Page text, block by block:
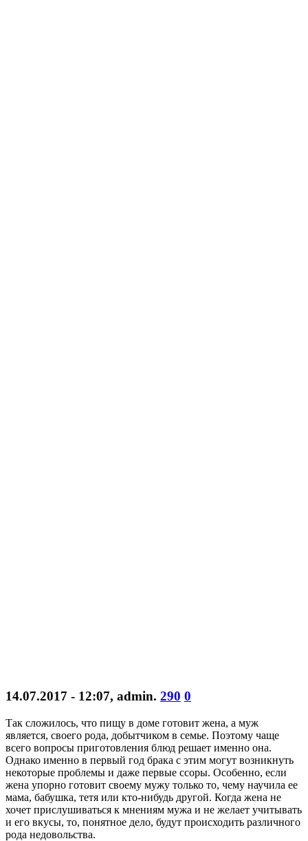
14.07.2017 - 12:07, admin. 290 0
Так сложилось, что пищу в доме готовит жена, а муж
является, своего рода, добытчиком в семье. Поэтому чаще
всего вопросы приготовления блюд решает именно она.
Однако именно в первый год брака с этим могут возникнуть
некоторые проблемы и даже первые ссоры. Особенно, если
жена упорно готовит своему мужу только то, чему научила ее
мама, бабушка, тетя или кто-нибудь другой. Когда жена не
хочет прислушиваться к мнениям мужа и не желает учитывать
и его вкусы, то, понятное дело, будут происходить различного
рода недовольства.